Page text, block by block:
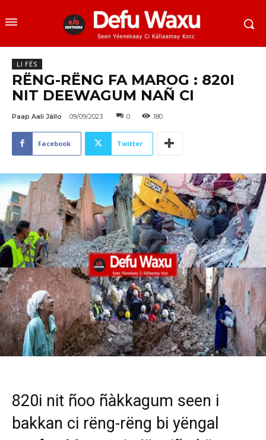
LI FËS
RËNG-RËNG FA MAROG : 820I
NIT DEEWAGUM NAÑ CI
Paap Aali Jàllo 09/09/2023 0 180
Facebook Twitter
820i nit ñoo ñàkkagum seen i
bakkan ci rëng-rëng bi yëngal